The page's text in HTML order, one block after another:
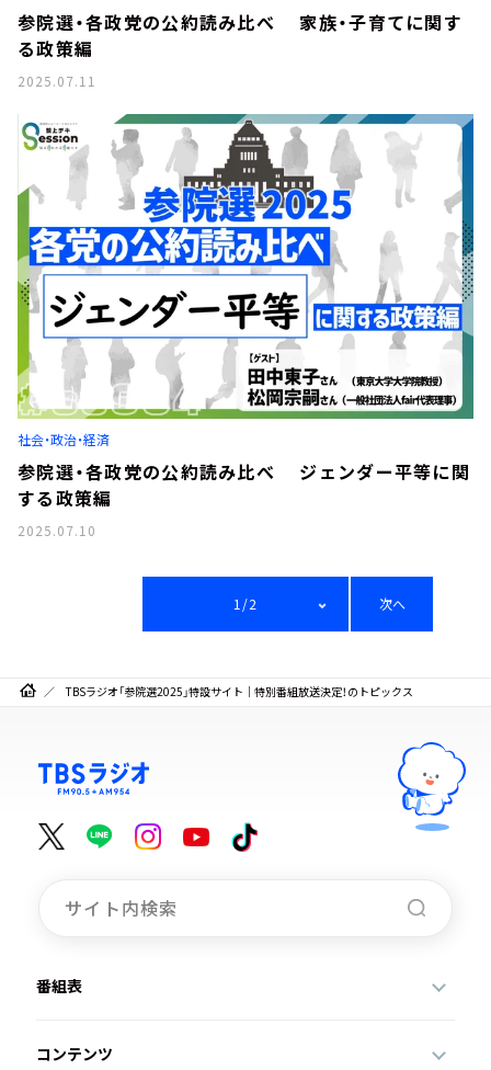
参院選・各政党の公約読み比べ 家族・子育てに関す
る政策編
2025.07.11
社会・政治・経済
参院選・各政党の公約読み比べ ジェンダー平等に関
する政策編
2025.07.10
1/2 次へ
TBSラジオ「参院選2025」特設サイト｜特別番組放送決定！のトピックス
番組表
コンテンツ